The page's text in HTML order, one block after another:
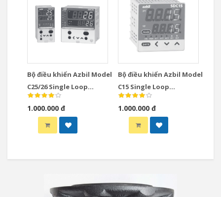
Bộ điều khiển Azbil Model
C25/26 Single Loop
Controllers
1.000.000 đ
Bộ điều khiển Azbil Model
C15 Single Loop
Controllers
1.000.000 đ